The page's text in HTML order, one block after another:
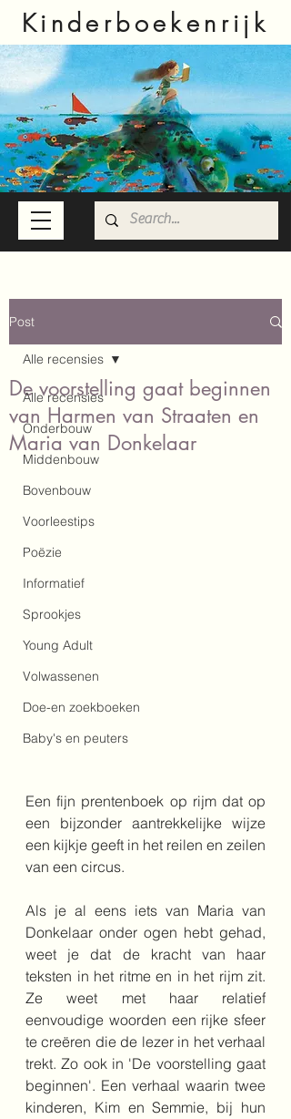
Kinderboekenrijk
Post
Alle recensies
Onderbouw
Middenbouw
Bovenbouw
Voorleestips
Poëzie
Informatief
Sprookjes
Young Adult
Volwassenen
Doe-en zoekboeken
Baby's en peuters
Alle recensies
De voorstelling gaat beginnen
van Harmen van Straaten en
Maria van Donkelaar
Een fijn prentenboek op rijm dat op
een bijzonder aantrekkelijke wijze
een kijkje geeft in het reilen en zeilen
van een circus.
Als je al eens iets van Maria van
Donkelaar onder ogen hebt gehad,
weet je dat de kracht van haar
teksten in het ritme en in het rijm zit.
Ze weet met haar relatief
eenvoudige woorden een rijke sfeer
te creëren die de lezer in het verhaal
trekt. Zo ook in 'De voorstelling gaat
beginnen'. Een verhaal waarin twee
kinderen, Kim en Semmie, bij hun